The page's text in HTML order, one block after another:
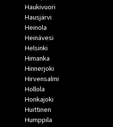
Haukivuori
Hausjärvi
Heinola
Heinävesi
Helsinki
Himanka
Hinnerjoki
Hirvensalmi
Hollola
Honkajoki
Huittinen
Humppila